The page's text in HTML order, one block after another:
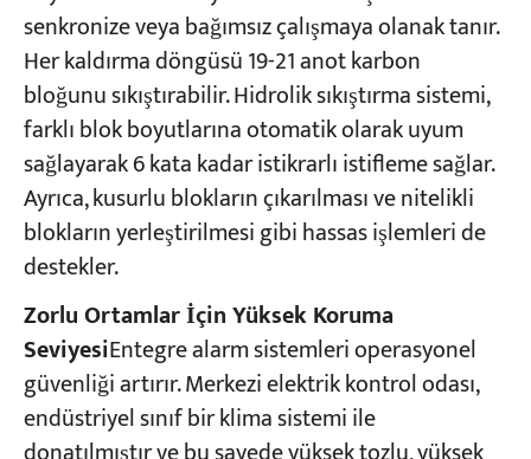
senkronize veya bağımsız çalışmaya olanak tanır.
Her kaldırma döngüsü 19-21 anot karbon
bloğunu sıkıştırabilir. Hidrolik sıkıştırma sistemi,
farklı blok boyutlarına otomatik olarak uyum
sağlayarak 6 kata kadar istikrarlı istifleme sağlar.
Ayrıca, kusurlu blokların çıkarılması ve nitelikli
blokların yerleştirilmesi gibi hassas işlemleri de
destekler.
Zorlu Ortamlar İçin Yüksek Koruma
SeviyesiEntegre alarm sistemleri operasyonel
güvenliği artırır. Merkezi elektrik kontrol odası,
endüstriyel sınıf bir klima sistemi ile